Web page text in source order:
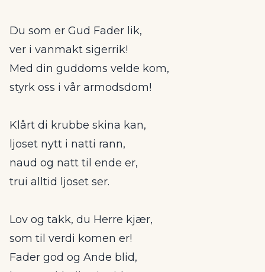
Du som er Gud Fader lik,
ver i vanmakt sigerrik!
Med din guddoms velde kom,
styrk oss i vår armodsdom!
Klårt di krubbe skina kan,
ljoset nytt i natti rann,
naud og natt til ende er,
trui alltid ljoset ser.
Lov og takk, du Herre kjær,
som til verdi komen er!
Fader god og Ande blid,